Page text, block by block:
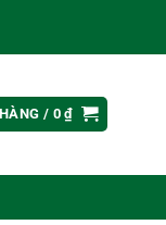
/ 0₫